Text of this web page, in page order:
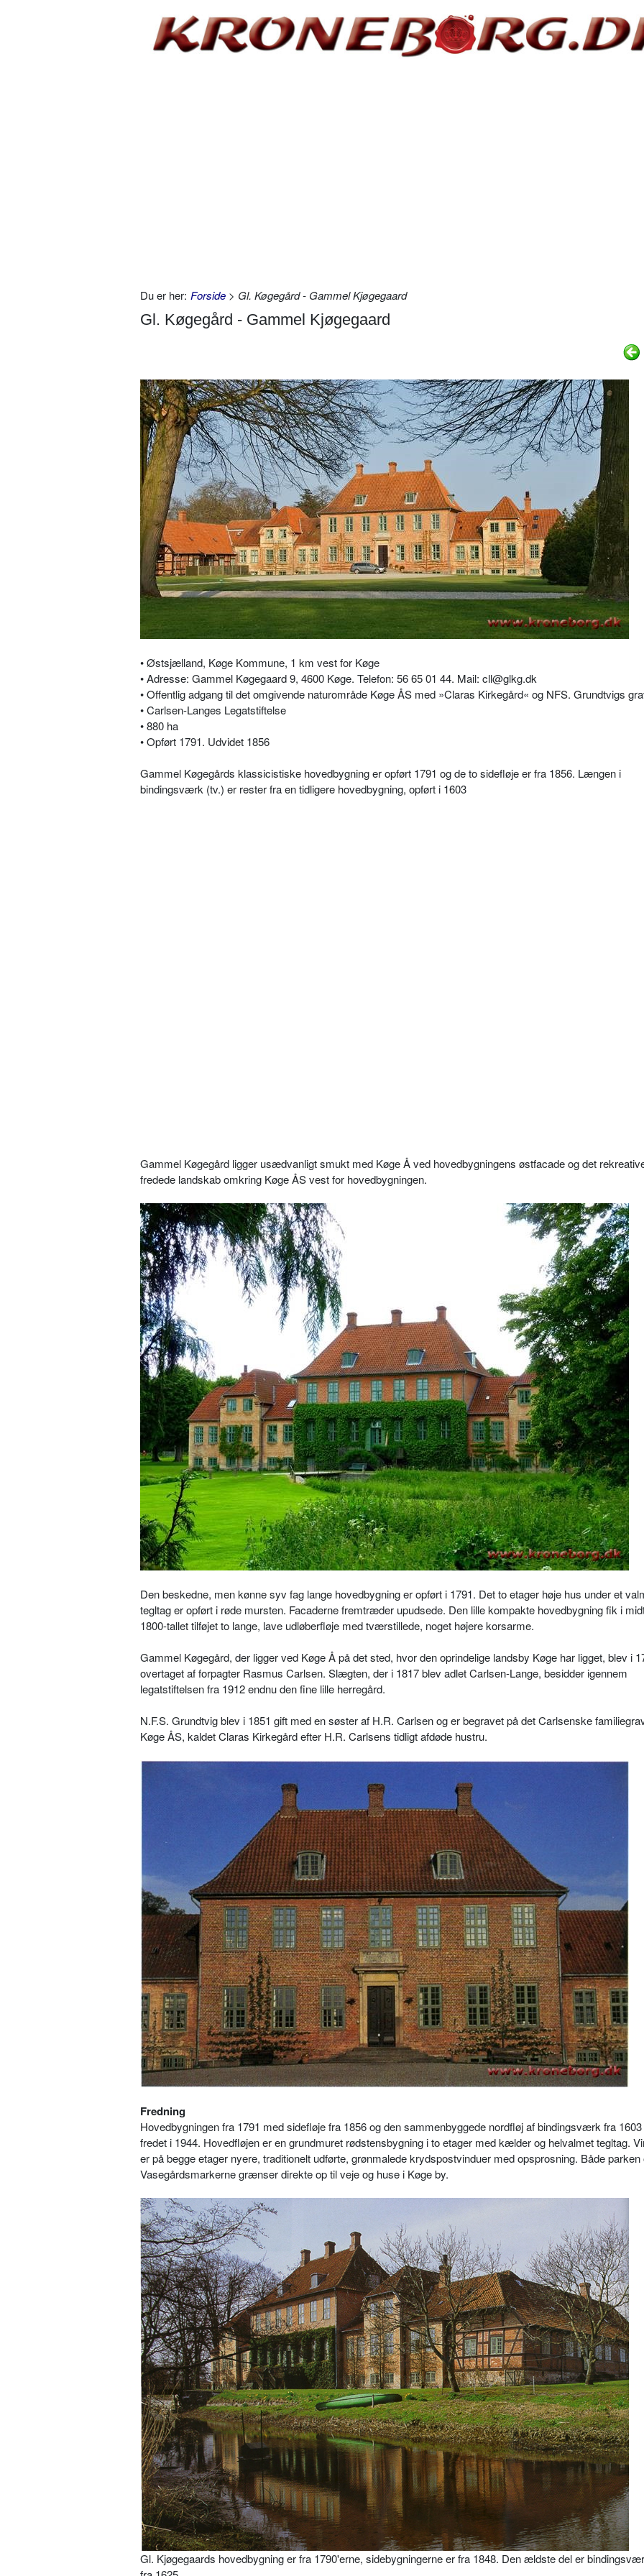
Du er her: Forside > Gl. Køgegård - Gammel Kjøgegaard
Gl. Køgegård - Gammel Kjøgegaard
• Østsjælland, Køge Kommune, 1 km vest for Køge
• Adresse: Gammel Køgegaard 9, 4600 Køge. Telefon: 56 65 01 44. Mail: cll@glkg.dk
• Offentlig adgang til det omgivende naturområde Køge ÅS med »Claras Kirkegård« og NFS. Grundtvigs
• Carlsen-Langes Legatstiftelse
• 880 ha
• Opført 1791. Udvidet 1856
Gammel Køgegårds klassicistiske hovedbygning er opført 1791 og de to sidefløje er fra 1856. Længen i
bindingsværk (tv.) er rester fra en tidligere hovedbygning, opført i 1603
Gammel Køgegård ligger usædvanligt smukt med Køge Å ved hovedbygningens østfacade og det
fredede landskab omkring Køge ÅS vest for hovedbygningen.
Den beskedne, men kønne syv fag lange hovedbygning er opført i 1791. Det to etager høje hus under et
tegltag er opført i røde mursten. Facaderne fremtræder upudsede. Den lille kompakte hovedbygning fik i
1800-tallet tilføjet to lange, lave udløberfløje med tværstillede, noget højere korsarme.
Gammel Køgegård, der ligger ved Køge Å på det sted, hvor den oprindelige landsby Køge har ligget, blev i
overtaget af forpagter Rasmus Carlsen. Slægten, der i 1817 blev adlet Carlsen-Lange, besidder igennem
legatstiftelsen fra 1912 endnu den fine lille herregård.
N.F.S. Grundtvig blev i 1851 gift med en søster af H.R. Carlsen og er begravet på det Carlsenske
Køge ÅS, kaldet Claras Kirkegård efter H.R. Carlsens tidligt afdøde hustru.
Fredning
Hovedbygningen fra 1791 med sidefløje fra 1856 og den sammenbyggede nordfløj af bindingsværk fra
fredet i 1944. Hovedfløjen er en grundmuret rødstensbygning i to etager med kælder og helvalmet tegltag.
er på begge etager nyere, traditionelt udførte, grønmalede krydspostvinduer med opsprosning. Både parken
Vasegårdsmarkerne grænser direkte op til veje og huse i Køge by.
Gl. Kjøgegaards hovedbygning er fra 1790'erne, sidebygningerne er fra 1848. Den ældste del er